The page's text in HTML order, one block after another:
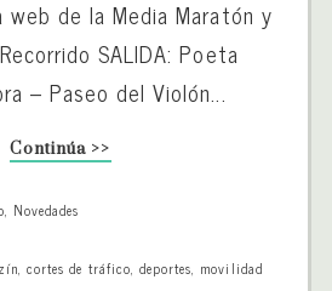
de la Media Maratón y
SALIDA: Poeta
– Paseo del Violón...
Continúa >>
, Novedades
,cortes de tráfico, deportes, movilidad